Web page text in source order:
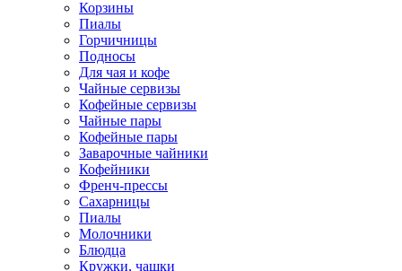
Корзины
Пиалы
Горчичницы
Подносы
Для чая и кофе
Чайные сервизы
Кофейные сервизы
Чайные пары
Кофейные пары
Заварочные чайники
Кофейники
Френч-прессы
Сахарницы
Пиалы
Молочники
Блюдца
Кружки, чашки